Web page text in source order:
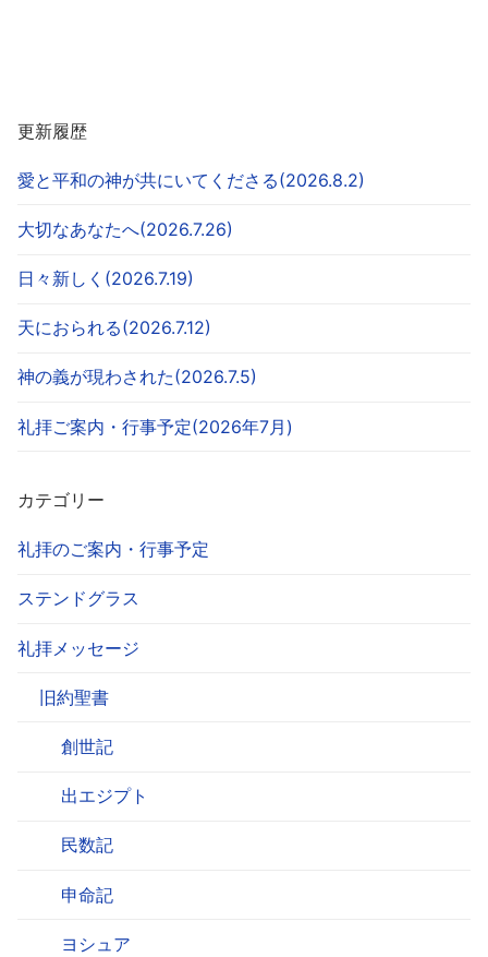
更新履歴
愛と平和の神が共にいてくださる(2026.8.2)
大切なあなたへ(2026.7.26)
日々新しく(2026.7.19)
天におられる(2026.7.12)
神の義が現わされた(2026.7.5)
礼拝ご案内・行事予定(2026年7月)
カテゴリー
礼拝のご案内・行事予定
ステンドグラス
礼拝メッセージ
旧約聖書
創世記
出エジプト
民数記
申命記
ヨシュア